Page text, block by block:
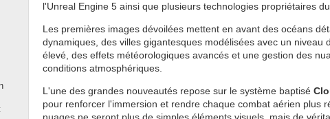
l'Unreal Engine 5 ainsi que plusieurs technologies propriétaires
Les premières images dévoilées mettent en avant des océans
dynamiques, des villes gigantesques modélisées avec un niveau
élevé, des effets météorologiques avancés et une gestion des
conditions atmosphériques.
L'une des grandes nouveautés repose sur le système baptisé
pour renforcer l'immersion et rendre chaque combat aérien plus